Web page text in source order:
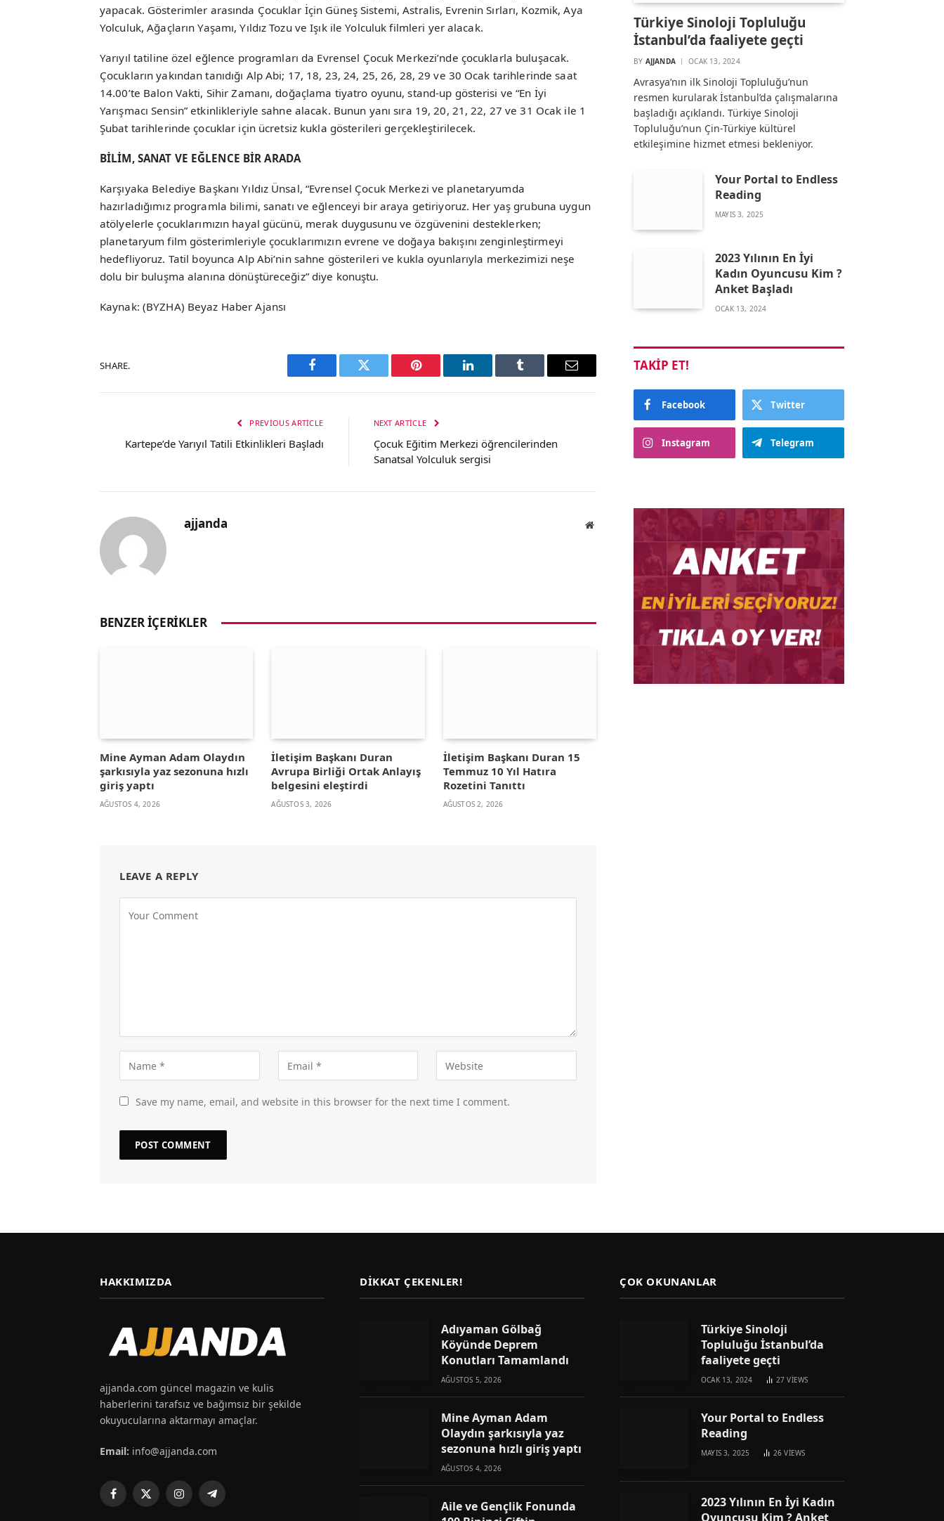
yapacak. Gösterimler arasında Çocuklar İçin Güneş Sistemi, Astralis, Evrenin Sırları, Kozmik, Aya
Yolculuk, Ağaçların Yaşamı, Yıldız Tozu ve Işık ile Yolculuk filmleri yer alacak.
Yarıyıl tatiline özel eğlence programları da Evrensel Çocuk Merkezi’nde çocuklarla buluşacak.
Çocukların yakından tanıdığı Alp Abi; 17, 18, 23, 24, 25, 26, 28, 29 ve 30 Ocak tarihlerinde saat
14.00’te Balon Vakti, Sihir Zamanı, doğaçlama tiyatro oyunu, stand-up gösterisi ve “En İyi
Yarışmacı Sensin” etkinlikleriyle sahne alacak. Bunun yanı sıra 19, 20, 21, 22, 27 ve 31 Ocak ile 1
Şubat tarihlerinde çocuklar için ücretsiz kukla gösterileri gerçekleştirilecek.
BİLİM, SANAT VE EĞLENCE BİR ARADA
Karşıyaka Belediye Başkanı Yıldız Ünsal, “Evrensel Çocuk Merkezi ve planetaryumda
hazırladığımız programla bilimi, sanatı ve eğlenceyi bir araya getiriyoruz. Her yaş grubuna uygun
atölyelerle çocuklarımızın hayal gücünü, merak duygusunu ve özgüvenini desteklerken;
planetaryum film gösterimleriyle çocuklarımızın evrene ve doğaya bakışını zenginleştirmeyi
hedefliyoruz. Tatil boyunca Alp Abi’nin sahne gösterileri ve kukla oyunlarıyla merkezimizi neşe
dolu bir buluşma alanına dönüştüreceğiz” diye konuştu.
Kaynak: (BYZHA) Beyaz Haber Ajansı
SHARE.
Facebook Twitter Pinterest LinkedIn Tumblr Email
PREVIOUS ARTICLE
Kartepe’de Yarıyıl Tatili Etkinlikleri Başladı
NEXT ARTICLE
Çocuk Eğitim Merkezi öğrencilerinden
Sanatsal Yolculuk sergisi
ajjanda Website
BENZER İÇERIKLER
Mine Ayman Adam Olaydın
şarkısıyla yaz sezonuna hızlı
giriş yaptı
AĞUSTOS 4, 2026
İletişim Başkanı Duran
Avrupa Birliği Ortak Anlayış
belgesini eleştirdi
AĞUSTOS 3, 2026
İletişim Başkanı Duran 15
Temmuz 10 Yıl Hatıra
Rozetini Tanıttı
AĞUSTOS 2, 2026
LEAVE A REPLY
Save my name, email, and website in this browser for the next time I comment.
Türkiye Sinoloji Topluluğu
İstanbul’da faaliyete geçti
BY AJJANDA OCAK 13, 2024
Avrasya’nın ilk Sinoloji Topluluğu’nun
resmen kurularak İstanbul’da çalışmalarına
başladığı açıklandı. Türkiye Sinoloji
Topluluğu’nun Çin-Türkiye kültürel
etkileşimine hizmet etmesi bekleniyor.
Your Portal to Endless
Reading
MAYIS 3, 2025
2023 Yılının En İyi
Kadın Oyuncusu Kim ?
Anket Başladı
OCAK 13, 2024
TAKIP ET!
Facebook Twitter
Instagram Telegram
HAKKIMIZDA
ajjanda.com güncel magazin ve kulis
haberlerini tarafsız ve bağımsız bir şekilde
okuyucularına aktarmayı amaçlar.
Email: info@ajjanda.com
Facebook
X
InstagramTelegram
DIKKAT ÇEKENLER!
Adıyaman Gölbağ
Köyünde Deprem
Konutları Tamamlandı
AĞUSTOS 5, 2026
Mine Ayman Adam
Olaydın şarkısıyla yaz
sezonuna hızlı giriş yaptı
AĞUSTOS 4, 2026
Aile ve Gençlik Fonunda
ÇOK OKUNANLAR
Türkiye Sinoloji
Topluluğu İstanbul’da
faaliyete geçti
OCAK 13, 2024 27VIEWS
Your Portal to Endless
Reading
MAYIS 3, 2025 26VIEWS
2023 Yılının En İyi Kadın
Oyuncusu Kim ? Anket